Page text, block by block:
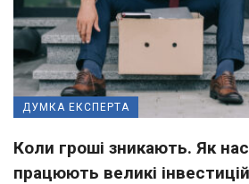
ДУМКА ЕКСПЕРТА
Коли гроші зникають. Як
працюють великі